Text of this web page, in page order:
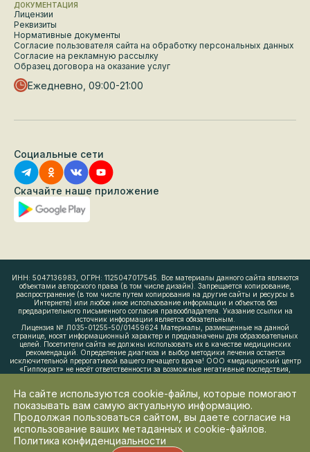
ДОКУМЕНТАЦИЯ
Лицензии
Реквизиты
Нормативные документы
Согласие пользователя сайта на обработку персональных данных
Согласие на рекламную рассылку
Образец договора на оказание услуг
Ежедневно, 09:00-21:00
Социальные сети
Скачайте наше приложение
ИНН: 5047136983, ОГРН: 1125047017545. Все материалы данного сайта являются
объектами авторского права (в том числе дизайн). Запрещается копирование,
распространение (в том числе путем копирования на другие сайты и ресурсы в
Интернете) или любое иное использование информации и объектов без
предварительного письменного согласия правообладателя. Указание ссылки на
источник информации является обязательным.
Лицензия № Л035-01255-50/01459624 Материалы, размещенные на данной
странице, носят информационный характер и предназначены для образовательных
целей. Посетители сайта не должны использовать их в качестве медицинских
рекомендаций. Определение диагноза и выбор методики лечения остается
исключительной прерогативой вашего лечащего врача! ООО «медицинский центр
«Гиппократ» не несёт ответственности за возможные негативные последствия,
Администрация клиники принимает все меры по своевременному обновлению
размещенного на сайте прайс-листа, однако во избежание возможных
недоразумений, советуем уточнять стоимость услуг в регистратуре или в контакт-
центре по телефону +7 (495) 190-03-03. Размещенный прайс не является офертой.
Медицинские услуги оказываются на основании договора. Имеются
противопоказания. Необходима консультация врача. 0+.
На сайте используются cookie-файлы, которые помогают
показывать вам самую актуальную информацию.
Продолжая пользоваться сайтом, вы даете согласие на
использование ваших метаданных и cookie-файлов.
Политика конфиденциальности